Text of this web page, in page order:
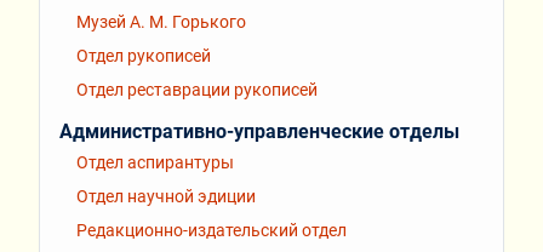
Музей А. М. Горького
Отдел рукописей
Отдел реставрации рукописей
Административно-управленческие отделы
Отдел аспирантуры
Отдел научной эдиции
Редакционно-издательский отдел